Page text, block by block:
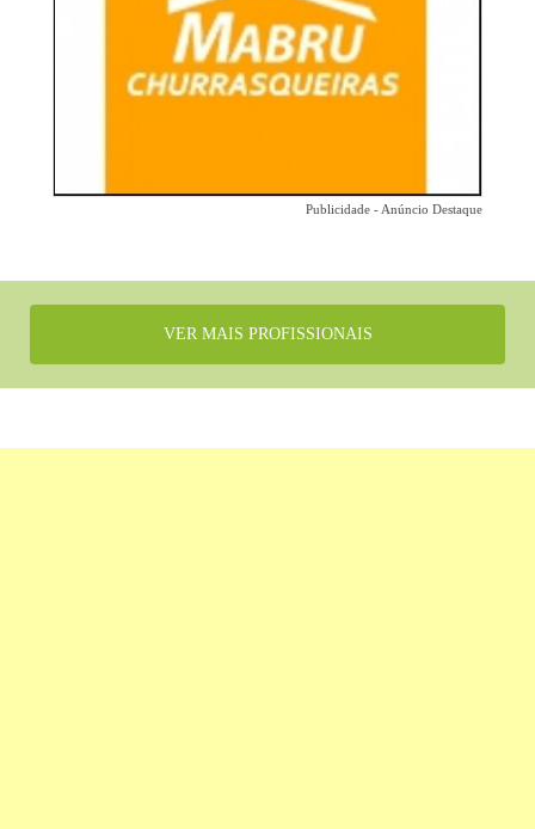
Publicidade - Anúncio Destaque
VER MAIS PROFISSIONAIS